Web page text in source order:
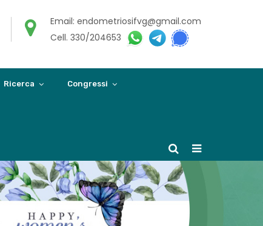
Email: endometriosifvg@gmail.com
Cell. 330/204653
Ricerca Congressi